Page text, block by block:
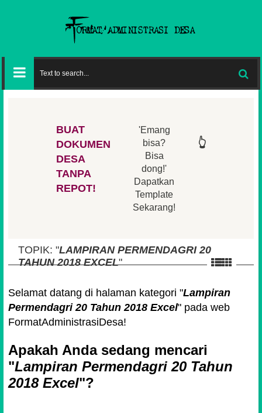
BUAT
DOKUMEN
DESA
TANPA
REPOT!
'Emang
bisa?
Bisa
dong!'
Dapatkan
Template
Sekarang!
👆
TOPIK: "LAMPIRAN PERMENDAGRI 20
TAHUN 2018 EXCEL"
Selamat datang di halaman kategori "Lampiran
Permendagri 20 Tahun 2018 Excel" pada web
FormatAdministrasiDesa!
Apakah Anda sedang mencari
"Lampiran Permendagri 20 Tahun
2018 Excel"?